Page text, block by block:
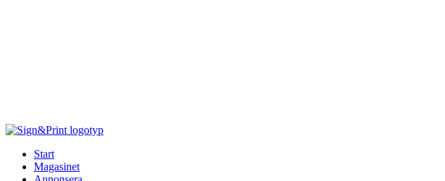
Start
Magasinet